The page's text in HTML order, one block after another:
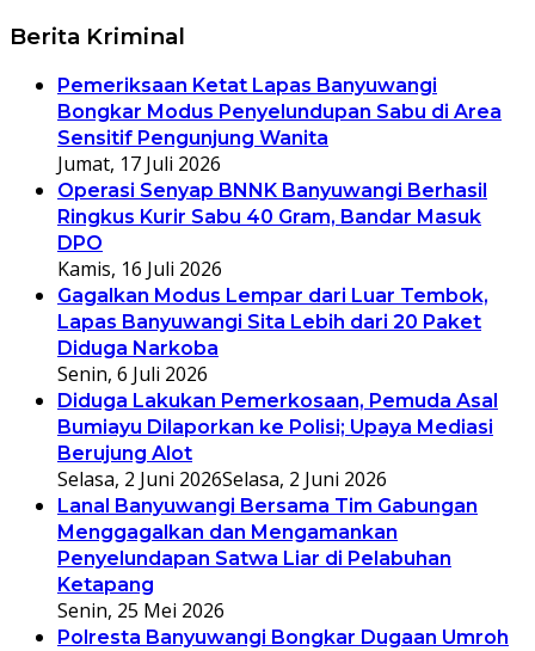
Berita Kriminal
Pemeriksaan Ketat Lapas Banyuwangi
Bongkar Modus Penyelundupan Sabu di Area
Sensitif Pengunjung Wanita
Jumat, 17 Juli 2026
Operasi Senyap BNNK Banyuwangi Berhasil
Ringkus Kurir Sabu 40 Gram, Bandar Masuk
DPO
Kamis, 16 Juli 2026
Gagalkan Modus Lempar dari Luar Tembok,
Lapas Banyuwangi Sita Lebih dari 20 Paket
Diduga Narkoba
Senin, 6 Juli 2026
Diduga Lakukan Pemerkosaan, Pemuda Asal
Bumiayu Dilaporkan ke Polisi; Upaya Mediasi
Berujung Alot
Selasa, 2 Juni 2026Selasa, 2 Juni 2026
Lanal Banyuwangi Bersama Tim Gabungan
Menggagalkan dan Mengamankan
Penyelundapan Satwa Liar di Pelabuhan
Ketapang
Senin, 25 Mei 2026
Polresta Banyuwangi Bongkar Dugaan Umroh